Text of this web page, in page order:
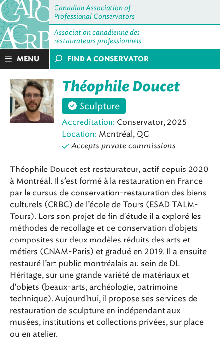
Canadian Association of
Professional Conservators
Association canadienne des
restaurateurs professionnels
MENU FIND A CONSERVATOR
Théophile Doucet
Sculpture
Accreditation: Conservator, 2025
Location: Montréal, QC
Accepts private commissions
Théophile Doucet est restaurateur, actif depuis 2020
à Montréal. Il s’est formé à la restauration en France
par le cursus de conservation-restauration des biens
culturels (CRBC) de l’école de Tours (ESAD TALM-
Tours). Lors son projet de fin d'étude il a exploré les
méthodes de recollage et de conservation d'objets
composites sur deux modèles réduits des arts et
métiers (CNAM-Paris) et gradué en 2019. Il a ensuite
restauré l’art public montréalais au sein de DL
Héritage, sur une grande variété de matériaux et
d'objets (beaux-arts, archéologie, patrimoine
technique). Aujourd'hui, il propose ses services de
restauration de sculpture en indépendant aux
musées, institutions et collections privées, sur place
ou en atelier.